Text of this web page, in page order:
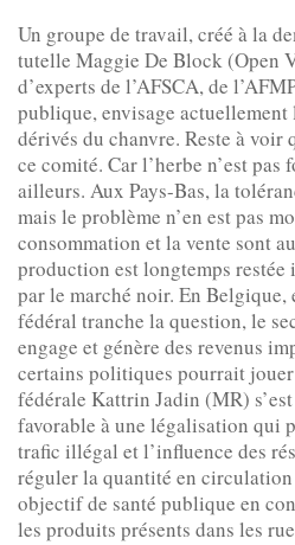
Un groupe de travail, créé à la
tutelle Maggie De Block (Open
d’experts de l’AFSCA, de
publique, envisage actuellement
dérivés du chanvre. Reste à
ce comité. Car l’herbe n’est pas
ailleurs. Aux Pays-Bas, la
mais le problème n’en est pas
consommation et la vente sont
production est longtemps
par le marché noir. En Belgique,
fédéral tranche la question, le
engage et génère des revenus
certains politiques pourrait jouer
fédérale Kattrin Jadin (MR)
favorable à une légalisation qui
trafic illégal et l’influence des
réguler la quantité en
objectif de santé publique en
les produits présents dans les